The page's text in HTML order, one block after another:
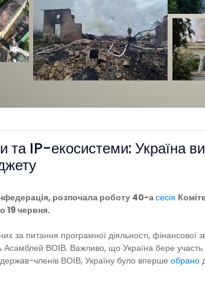
IP-екосистеми: Україна
розпочала роботу 40-асесія
19 червня.
за питання програмної діяльності,
Асамблей ВОІВ. Важливо, що Україна бере
членів ВОІВ, Україну було вперше обрано